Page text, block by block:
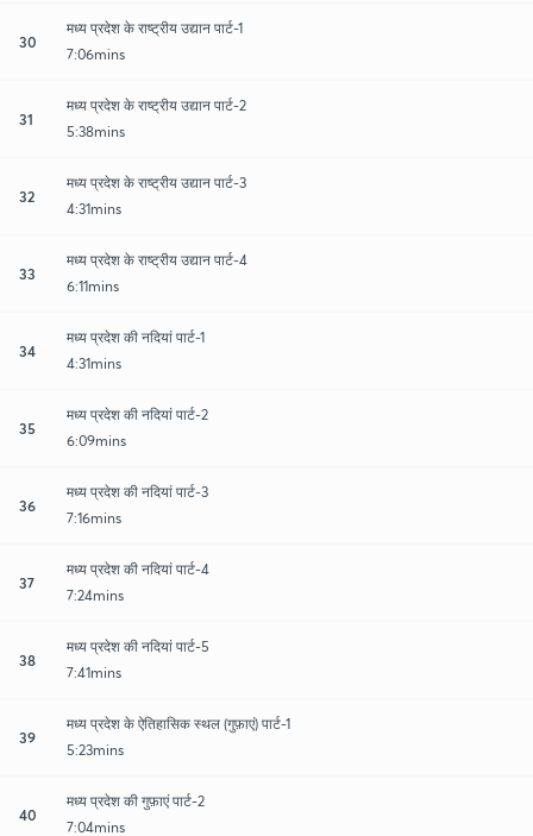
30
मध्य प्रदेश के राष्ट्रीय उद्यान पार्ट-1
7:06mins
31
मध्य प्रदेश के राष्ट्रीय उद्यान पार्ट-2
5:38mins
32
मध्य प्रदेश के राष्ट्रीय उद्यान पार्ट-3
4:31mins
33
मध्य प्रदेश के राष्ट्रीय उद्यान पार्ट-4
6:11mins
34
मध्य प्रदेश की नदियां पार्ट-1
4:31mins
35
मध्य प्रदेश की नदियां पार्ट-2
6:09mins
36
मध्य प्रदेश की नदियां पार्ट-3
7:16mins
37
मध्य प्रदेश की नदियां पार्ट-4
7:24mins
38
मध्य प्रदेश की नदियां पार्ट-5
7:41mins
39
मध्य प्रदेश के ऐतिहासिक स्थल (गुफ़ाएं) पार्ट-1
5:23mins
40
मध्य प्रदेश की गुफ़ाएं पार्ट-2
7:04mins